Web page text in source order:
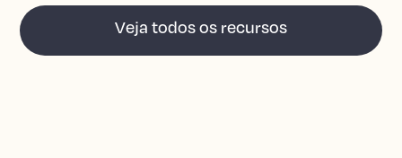
Veja todos os recursos